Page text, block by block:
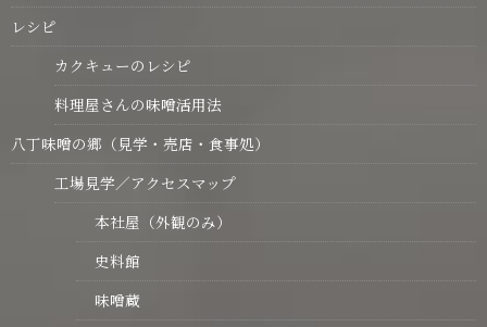
レシピ
カクキューのレシピ
料理屋さんの味噌活用法
八丁味噌の郷（見学・売店・食事処）
工場見学／アクセスマップ
本社屋（外観のみ）
史料館
味噌蔵